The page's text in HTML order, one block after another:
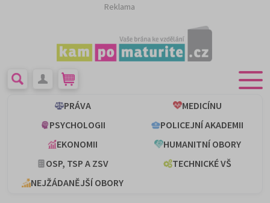
Reklama
PRÁVA
MEDICÍNU
PSYCHOLOGII
POLICEJNÍ AKADEMII
EKONOMII
HUMANITNÍ OBORY
OSP, TSP A ZSV
TECHNICKÉ VŠ
NEJŽÁDANĚJŠÍ OBORY